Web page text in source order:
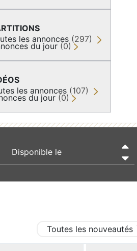
les annonces (297)
du jour (0)
les annonces (107)
du jour (0)

Toutes les